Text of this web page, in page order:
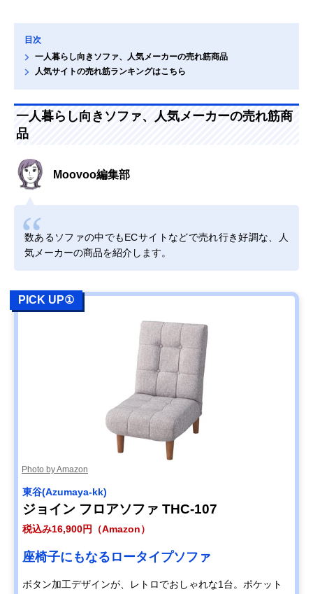
目次
一人暮らし向きソファ、人気メーカーの売れ筋商品
人気サイトの売れ筋ランキングはこちら
一人暮らし向きソファ、人気メーカーの売れ筋商
品
Moovoo編集部
数あるソファの中でもECサイトなどで売れ行き好調な、人
気メーカーの商品を紹介します。
PICK UP①
Photo by Amazon
東谷(Azumaya-kk)
ジョイン フロアソファ THC-107
税込み16,900円（Amazon）
座椅子にもなるロータイプソファ
ボタン加工デザインが、レトロでおしゃれな1台。ポケット